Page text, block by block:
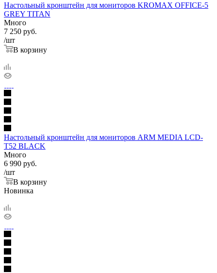
Настольный кронштейн для мониторов KROMAX OFFICE-5
GREY TITAN
Много
7 250 руб.
/шт
В корзину
Настольный кронштейн для мониторов ARM MEDIA LCD-
T52 BLACK
Много
6 990 руб.
/шт
В корзину
Новинка